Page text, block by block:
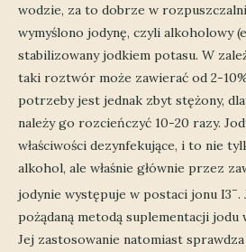
wodzie, za to dobrze w
wymyślono jodynę, czyli alkoholowy
stabilizowany jodkiem potasu. W
taki roztwór może zawierać od 2-
potrzeby jest jednak zbyt stężony,
należy go rozcieńczyć 10-20 razy.
właściwości dezynfekujące, i to nie
alkohol, ale właśnie głównie przez
jodynie występuje w postaci jonu I3–.
pożądaną metodą suplementacji jodu
Jej zastosowanie natomiast